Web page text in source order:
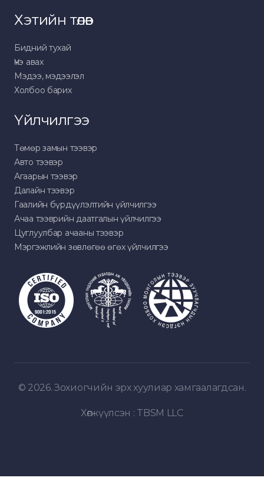
Хэтийн төлөв
Бидний тухай
Үнэ авах
Мэдээ, мэдээлэл
Холбоо барих
Үйлчилгээ
Төмөр замын тээвэр
Авто тээвэр
Агаарын тээвэр
Далайн тээвэр
Гаалийн бүрдүүлэлтийн үйлчилгээ
Ачаа тээврийн даатгалын үйлчилгээ
Цуглуулбар ачааны тээвэр
Мэргэжлийн зөвлөгөө өгөх үйлчилгээ
© 2026. Зохиогчийн эрх хуулиар хамгаалагдсан.
Хөгжүүлсэн : TBSM LLC